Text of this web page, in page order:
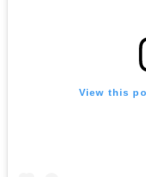
View this